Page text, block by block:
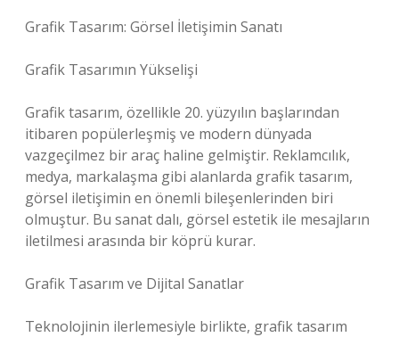
Grafik Tasarım: Görsel İletişimin Sanatı
Grafik Tasarımın Yükselişi
Grafik tasarım, özellikle 20. yüzyılın başlarından
itibaren popülerleşmiş ve modern dünyada
vazgeçilmez bir araç haline gelmiştir. Reklamcılık,
medya, markalaşma gibi alanlarda grafik tasarım,
görsel iletişimin en önemli bileşenlerinden biri
olmuştur. Bu sanat dalı, görsel estetik ile mesajların
iletilmesi arasında bir köprü kurar.
Grafik Tasarım ve Dijital Sanatlar
Teknolojinin ilerlemesiyle birlikte, grafik tasarım